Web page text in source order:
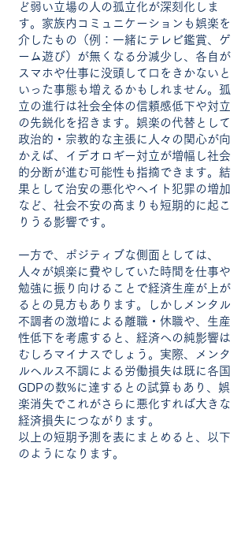
ど弱い立場の人の孤立化が深刻化しま
す。家族内コミュニケーションも娯楽を
介したもの（例：一緒にテレビ鑑賞、ゲ
ーム遊び）が無くなる分減少し、各自が
スマホや仕事に没頭して口をきかないと
いった事態も増えるかもしれません。孤
立の進行は社会全体の信頼感低下や対立
の先鋭化を招きます。娯楽の代替として
政治的・宗教的な主張に人々の関心が向
かえば、イデオロギー対立が増幅し社会
的分断が進む可能性も指摘できます。結
果として治安の悪化やヘイト犯罪の増加
など、社会不安の高まりも短期的に起こ
りうる影響です。
一方で、ポジティブな側面としては、
人々が娯楽に費やしていた時間を仕事や
勉強に振り向けることで経済生産が上が
るとの見方もあります。しかしメンタル
不調者の激増による離職・休職や、生産
性低下を考慮すると、経済への純影響は
むしろマイナスでしょう。実際、メンタ
ルヘルス不調による労働損失は既に各国
GDPの数%に達するとの試算もあり、娯
楽消失でこれがさらに悪化すれば大きな
経済損失につながります。
以上の短期予測を表にまとめると、以下
のようになります。